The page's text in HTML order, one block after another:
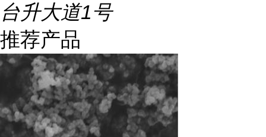
台升大道1号
推荐产品